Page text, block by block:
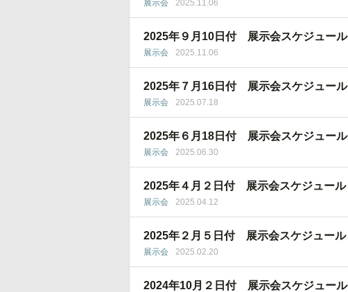
展示会 2025.11.06
2025年９月10日付 展示会スケジュール
展示会 2025.11.06
2025年７月16日付 展示会スケジュール
展示会 2025.07.18
2025年６月18日付 展示会スケジュール
展示会 2025.06.30
2025年４月２日付 展示会スケジュール
展示会 2025.04.12
2025年２月５日付 展示会スケジュール
展示会 2025.02.20
2024年10月２日付 展示会スケジュール